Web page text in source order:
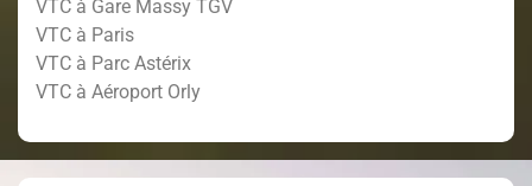
VTC à Gare Massy TGV
VTC à Paris
VTC à Parc Astérix
VTC à Aéroport Orly